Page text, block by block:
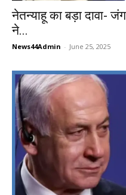
नेतन्याहू का बड़ा दावा-
ने...
News44Admin - June 25, 2025